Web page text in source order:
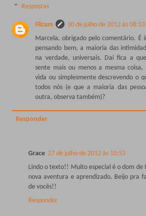
Respostas
Flizam
30 de julho de 2012 às 08:53
Marcela, obrigado pelo comentário. É
pensando bem, a maioria das
na verdade, universais. Daí fica a
sente mais ou menos a mesma coisa,
vida ou simplesmente descrevendo o
todos nós (e que a maioria das
outra, observa também)?
Responder
Grace 27 de julho de 2012 às 10:53
Lindo o texto!! Muito especial é o dom de
nova aventura e aprendizado. Beijo pra
de vocês!!
Responder